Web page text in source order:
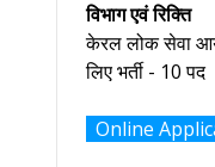
विभाग एवं रिक्ति
केरल लोक सेवा
लिए भर्ती - 10 पद
Online